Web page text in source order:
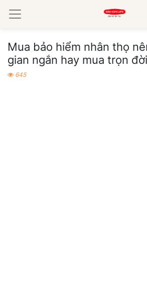
Mua bảo hiểm nhân thọ
gian ngắn hay mua trọn
645